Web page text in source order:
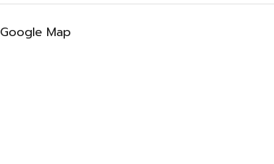
Google Map